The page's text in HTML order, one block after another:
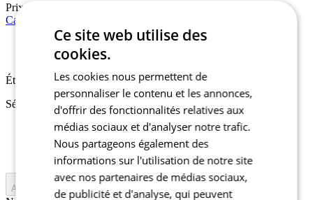
Prix
Casquette d’été cycliste | KALAS Z3 Midnight Blue
Été
Sélectionnez la taille:
51-54
54-57
57-60
Ajouter au panier
Ce site web utilise des
cookies.
Les cookies nous permettent de
personnaliser le contenu et les annonces,
d'offrir des fonctionnalités relatives aux
médias sociaux et d'analyser notre trafic.
Nous partageons également des
informations sur l'utilisation de notre site
avec nos partenaires de médias sociaux,
de publicité et d'analyse, qui peuvent